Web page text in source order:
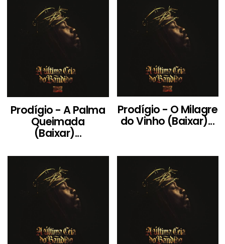
Prodígio - A Palma
Queimada
(Baixar)...
Prodígio - O Milagre
do Vinho (Baixar)...